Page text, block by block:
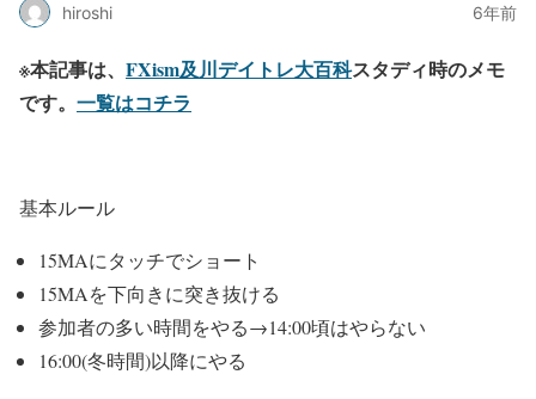
hiroshi 6年前
※本記事は、 FXism及川デイトレ大百科スタディ時のメモ
です。 一覧はコチラ
基本ルール
15MAにタッチでショート
15MAを下向きに突き抜ける
参加者の多い時間をやる→14:00頃はやらない
16:00(冬時間)以降にやる